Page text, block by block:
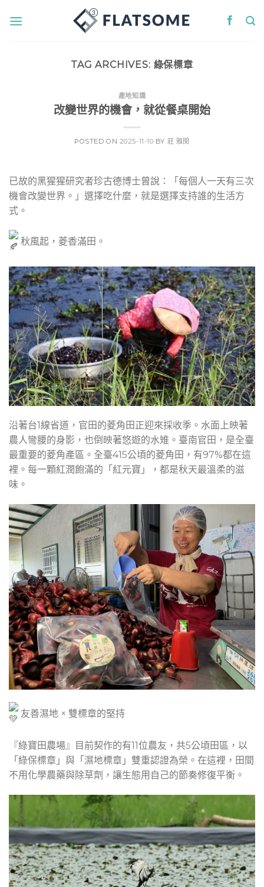
TAG ARCHIVES: 綠保標章
產地知識
改變世界的機會，就從餐桌開始
POSTED ON 2025-11-10 BY 莊 雅閔
已故的黑猩猩研究者珍古德博士曾說：「每個人一天有三次
機會改變世界。」選擇吃什麼，就是選擇支持誰的生活方
式。
秋風起，菱香滿田。
沿著台1線省道，官田的菱角田正迎來採收季。水面上映著
農人彎腰的身影，也倒映著悠遊的水雉。臺南官田，是全臺
最重要的菱角產區。全臺415公頃的菱角田，有97%都在這
裡。每一顆紅潤飽滿的「紅元寶」，都是秋天最溫柔的滋
味。
友善濕地 × 雙標章的堅持
『綠寶田農場』目前契作的有11位農友，共5公頃田區，以
「綠保標章」與「濕地標章」雙重認證為榮。在這裡，田間
不用化學農藥與除草劑，讓生態用自己的節奏修復平衡。